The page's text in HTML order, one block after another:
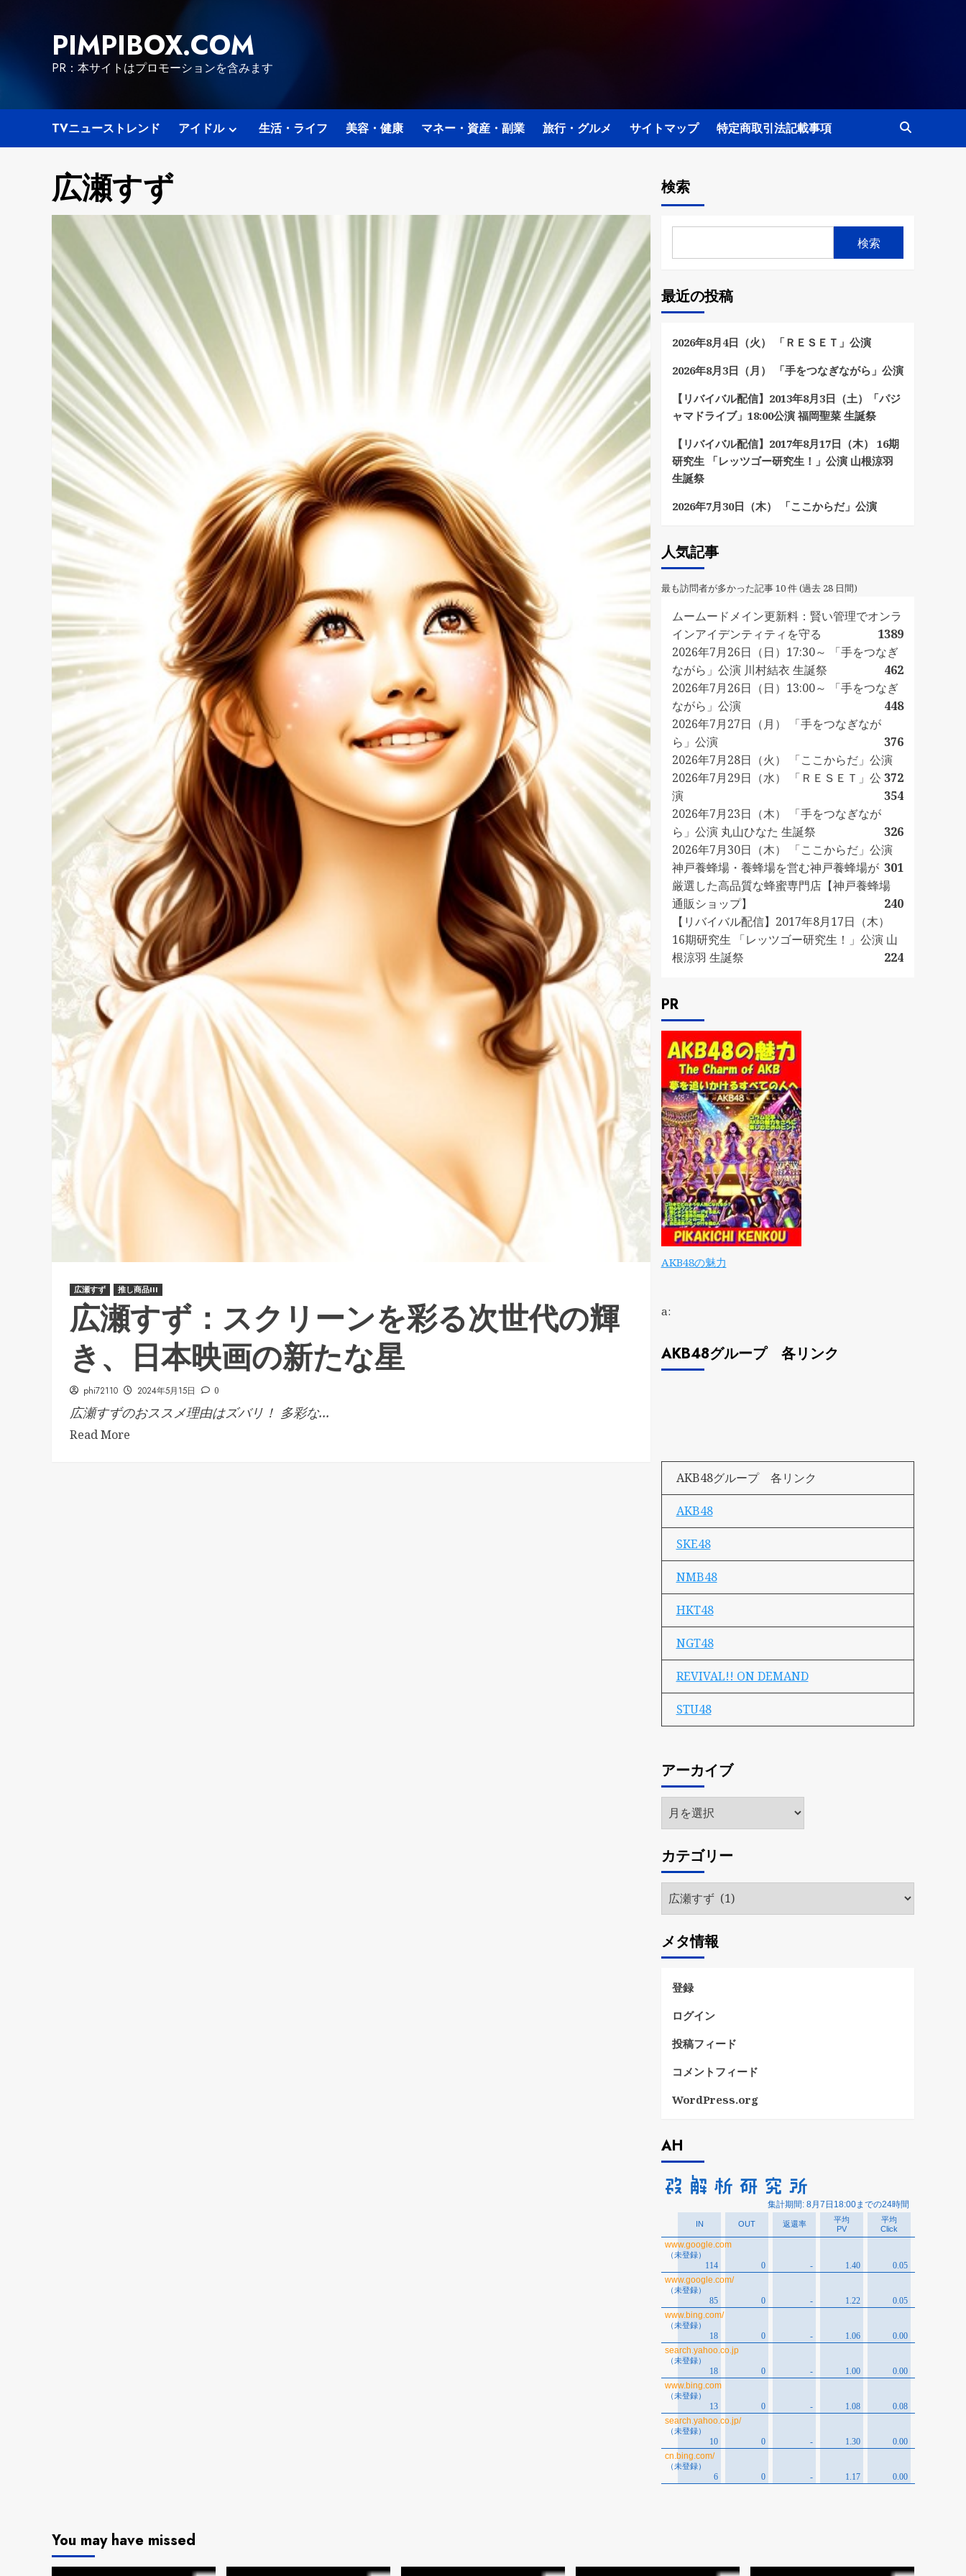
PIMPIBOX.COM
PR：本サイトはプロモーションを含みます
TVニューストレンド アイドル 生活・ライフ 美容・健康 マネー・資産・副業 旅行・グルメ サイトマップ 特定商取引法記載事項
広瀬すず
広瀬すず 推し商品III
広瀬すず：スクリーンを彩る次世代の輝
き、日本映画の新たな星
phi72110 2024年5月15日 0
広瀬すずのおススメ理由はズバリ！ 多彩な...
Read More
検索
検索
最近の投稿
2026年8月4日（火） 「ＲＥＳＥＴ」公演
2026年8月3日（月） 「手をつなぎながら」公演
【リバイバル配信】2013年8月3日（土）「パジ
ャマドライブ」18:00公演 福岡聖菜 生誕祭
【リバイバル配信】2017年8月17日（木） 16期
研究生 「レッツゴー研究生！」公演 山根涼羽
生誕祭
2026年7月30日（木） 「ここからだ」公演
人気記事
最も訪問者が多かった記事 10 件 (過去 28 日間)
ムームードメイン更新料：賢い管理でオンラ
インアイデンティティを守る
1389
2026年7月26日（日）17:30～ 「手をつなぎ
ながら」公演 川村結衣 生誕祭
462
2026年7月26日（日）13:00～ 「手をつなぎ
ながら」公演
448
2026年7月27日（月） 「手をつなぎなが
ら」公演
376
2026年7月28日（火） 「ここからだ」公演
372
2026年7月29日（水） 「ＲＥＳＥＴ」公
演
354
2026年7月23日（木） 「手をつなぎなが
ら」公演 丸山ひなた 生誕祭
326
2026年7月30日（木） 「ここからだ」公演
301
神戸養蜂場・養蜂場を営む神戸養蜂場が
厳選した高品質な蜂蜜専門店【神戸養蜂場
通販ショップ】
240
【リバイバル配信】2017年8月17日（木）
16期研究生 「レッツゴー研究生！」公演 山
根涼羽 生誕祭
224
PR
AKB48の魅力
a:
AKB48グループ 各リンク
AKB48グループ 各リンク
AKB48
SKE48
NMB48
HKT48
NGT48
REVIVAL!! ON DEMAND
STU48
アーカイブ
ア
ー
イ
ブ
カテゴリー
カ
テ
リ
ー
メタ情報
登録
ログイン
投稿フィード
コメントフィード
WordPress.org
AH
You may have missed